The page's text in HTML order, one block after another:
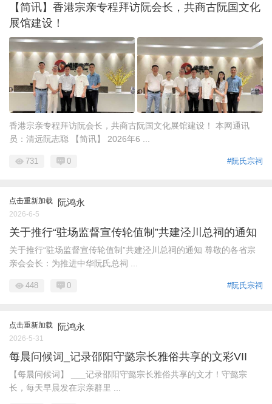
【简讯】香港宗亲专程拜访阮会长，共商古阮国文化
展馆建设！
香港宗亲专程拜访阮会长，共商古阮国文化展馆建设！ 本网通讯
员：清远阮志聪 【简讯】 2026年6 ...
#阮氏宗祠
731 0
点击重新加载 阮鸿永
2026-6-5
关于推行“驻场监督宣传轮值制”共建泾川总祠的通知
关于推行“驻场监督宣传轮值制”共建泾川总祠的通知 尊敬的各省宗
亲会会长：为推进中华阮氏总祠 ...
#阮氏宗祠
448 0
点击重新加载 阮鸿永
2026-5-31
每晨问候词_记录邵阳守懿宗长雅俗共享的文彩VII
【每晨问候词】 ___记录邵阳守懿宗长雅俗共享的文才！守懿宗
长，每天早晨发在宗亲群里 ...